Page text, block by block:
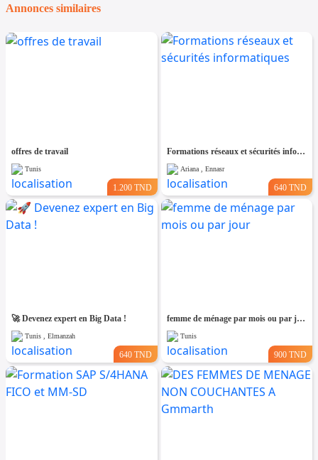
Annonces similaires
offres de travail
Tunis
1.200 TND
Formations réseaux et sécurités informatiques
Ariana , Ennasr
640 TND
🚀 Devenez expert en Big Data !
Tunis , Elmanzah
640 TND
femme de ménage par mois ou par jour
Tunis
900 TND